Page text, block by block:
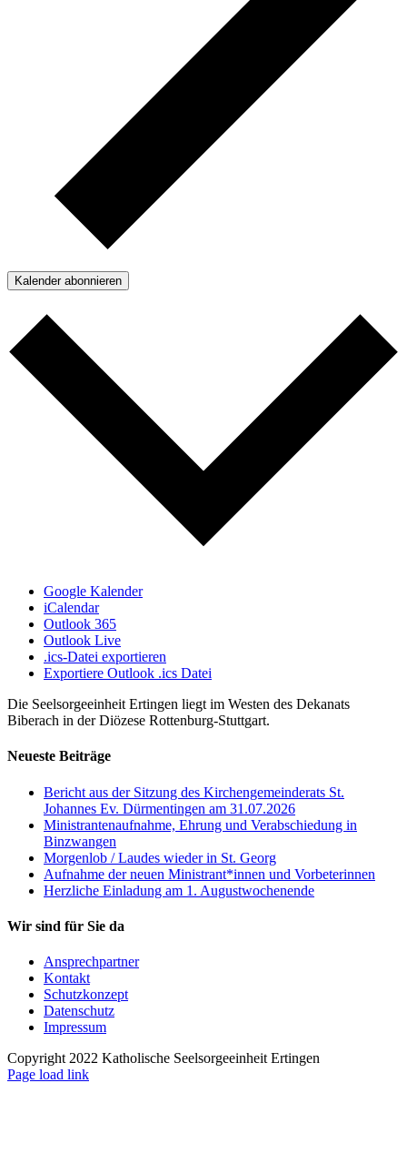
Kalender abonnieren
Google Kalender
iCalendar
Outlook 365
Outlook Live
.ics-Datei exportieren
Exportiere Outlook .ics Datei
Die Seelsorgeeinheit Ertingen liegt im Westen des Dekanats
Biberach in der Diözese Rottenburg-Stuttgart.
Neueste Beiträge
Bericht aus der Sitzung des Kirchengemeinderats St.
Johannes Ev. Dürmentingen am 31.07.2026
Ministrantenaufnahme, Ehrung und Verabschiedung in
Binzwangen
Morgenlob / Laudes wieder in St. Georg
Aufnahme der neuen Ministrant*innen und Vorbeterinnen
Herzliche Einladung am 1. Augustwochenende
Wir sind für Sie da
Ansprechpartner
Kontakt
Schutzkonzept
Datenschutz
Impressum
Copyright 2022 Katholische Seelsorgeeinheit Ertingen
Page load link